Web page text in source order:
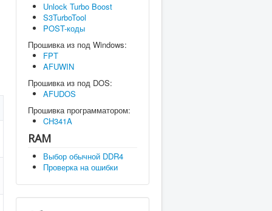
Unlock Turbo Boost
S3TurboTool
POST-коды
Прошивка из под Windows:
FPT
AFUWIN
Прошивка из под DOS:
AFUDOS
Прошивка программатором:
CH341A
RAM
Выбор обычной DDR4
Проверка на ошибки